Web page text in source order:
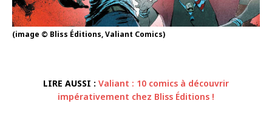
(image © Bliss Éditions, Valiant Comics)
LIRE AUSSI : Valiant : 10 comics à découvrir
impérativement chez Bliss Éditions !